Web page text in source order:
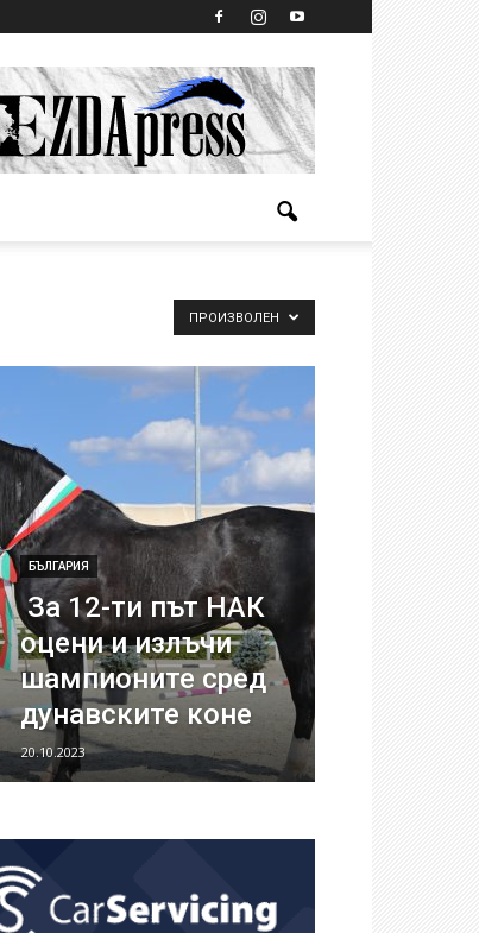
ПРОИЗВОЛЕН
БЪЛГАРИЯ
За 12-ти път НАК
оцени и излъчи
шампионите сред
дунавските коне
20.10.2023